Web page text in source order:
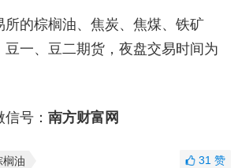
的棕榈油、焦炭、焦煤、铁矿
豆一、豆二期货，夜盘交易时间为
号： 南方财富网
榈油 31赞